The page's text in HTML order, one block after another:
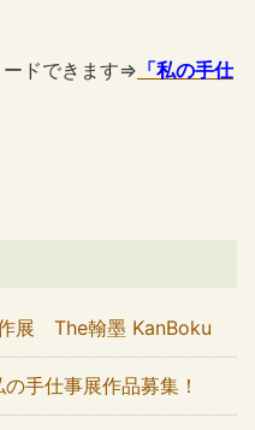
ードできます⇒ 「私の手仕
作展 The翰墨 KanBoku
手仕事展作品募集！